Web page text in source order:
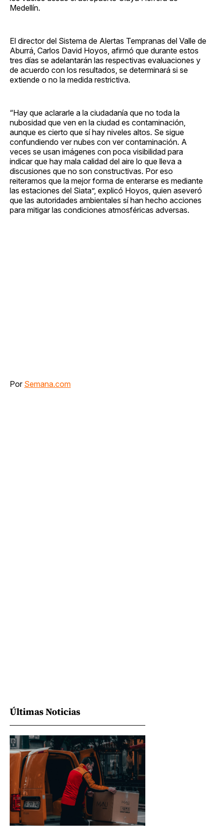
Medellín.
El director del Sistema de Alertas Tempranas del Valle de
Aburrá, Carlos David Hoyos, afirmó que durante estos
tres días se adelantarán las respectivas evaluaciones y
de acuerdo con los resultados, se determinará si se
extiende o no la medida restrictiva.
“Hay que aclararle a la ciudadanía que no toda la
nubosidad que ven en la ciudad es contaminación,
aunque es cierto que sí hay niveles altos. Se sigue
confundiendo ver nubes con ver contaminación. A
veces se usan imágenes con poca visibilidad para
indicar que hay mala calidad del aire lo que lleva a
discusiones que no son constructivas. Por eso
reiteramos que la mejor forma de enterarse es mediante
las estaciones del Siata”, explicó Hoyos, quien aseveró
que las autoridades ambientales sí han hecho acciones
para mitigar las condiciones atmosféricas adversas.
Por Semana.com
Últimas Noticias